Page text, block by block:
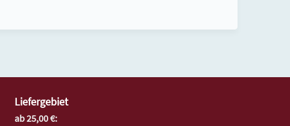
Liefergebiet
ab 25,00 €: